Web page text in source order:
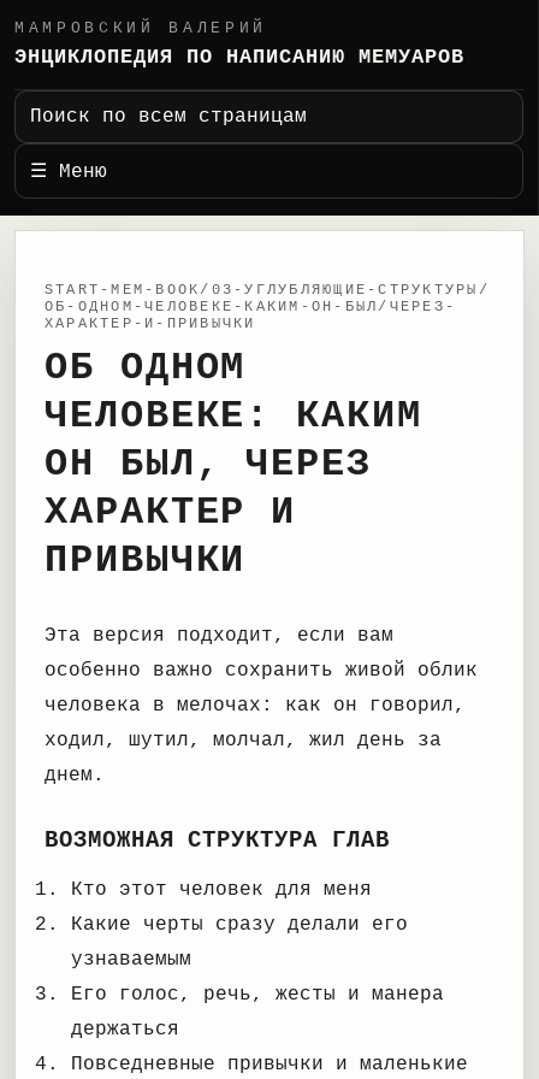
МАМРОВСКИЙ ВАЛЕРИЙ
ЭНЦИКЛОПЕДИЯ ПО НАПИСАНИЮ МЕМУАРОВ
Поиск по всем страницам
☰ Меню
START-MEM-BOOK/03-УГЛУБЛЯЮЩИЕ-СТРУКТУРЫ/
ОБ-ОДНОМ-ЧЕЛОВЕКЕ-КАКИМ-ОН-БЫЛ/ЧЕРЕЗ-
ХАРАКТЕР-И-ПРИВЫЧКИ
ОБ ОДНОМ
ЧЕЛОВЕКЕ: КАКИМ
ОН БЫЛ, ЧЕРЕЗ
ХАРАКТЕР И
ПРИВЫЧКИ
Эта версия подходит, если вам
особенно важно сохранить живой облик
человека в мелочах: как он говорил,
ходил, шутил, молчал, жил день за
днем.
ВОЗМОЖНАЯ СТРУКТУРА ГЛАВ
Кто этот человек для меня
Какие черты сразу делали его
узнаваемым
Его голос, речь, жесты и манера
держаться
Повседневные привычки и маленькие